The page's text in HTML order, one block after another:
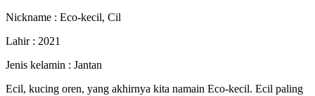
Nickname : Eco-kecil, Cil
Lahir : 2021
Jenis kelamin : Jantan
Ecil, kucing oren, yang akhirnya kita namain Eco-kecil. Ecil paling